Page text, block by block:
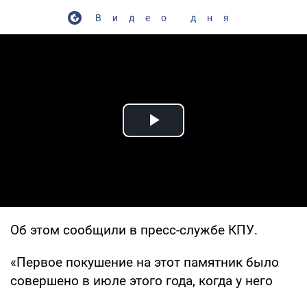
Видео дня
Play Video
Об этом сообщили в пресс-службе КПУ.
«Первое покушение на этот памятник было
совершено в июле этого года, когда у него